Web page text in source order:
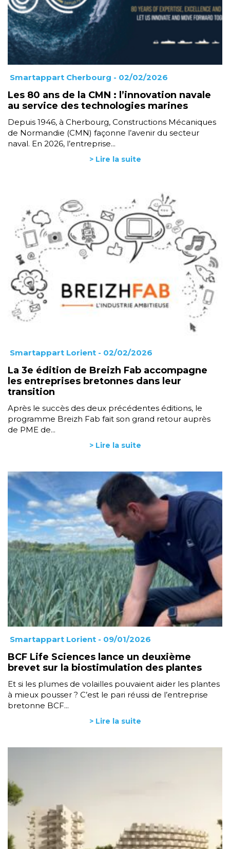
Smartappart Cherbourg - 02/02/2026
Les 80 ans de la CMN : l’innovation navale
au service des technologies marines
Depuis 1946, à Cherbourg, Constructions Mécaniques
de Normandie (CMN) façonne l’avenir du secteur
naval. En 2026, l’entreprise...
> Lire la suite
Smartappart Lorient - 02/02/2026
La 3e édition de Breizh Fab accompagne
les entreprises bretonnes dans leur
transition
Après le succès des deux précédentes éditions, le
programme Breizh Fab fait son grand retour auprès
de PME de...
> Lire la suite
Smartappart Lorient - 09/01/2026
BCF Life Sciences lance un deuxième
brevet sur la biostimulation des plantes
Et si les plumes de volailles pouvaient aider les plantes
à mieux pousser ? C’est le pari réussi de l’entreprise
bretonne BCF...
> Lire la suite